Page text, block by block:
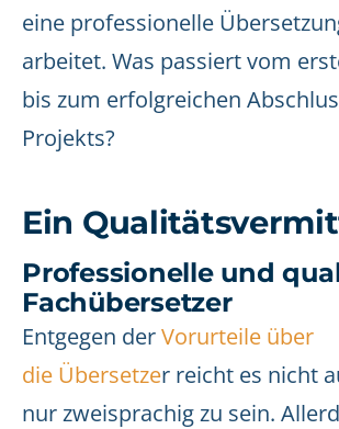
eine professionelle
arbeitet. Was passiert vom
bis zum erfolgreichen
Projekts?
Ein
Professionelle und
Fachübersetzer
Entgegen derVorurteile über
die Übersetzer reicht es nicht
nur zweisprachig zu sein.